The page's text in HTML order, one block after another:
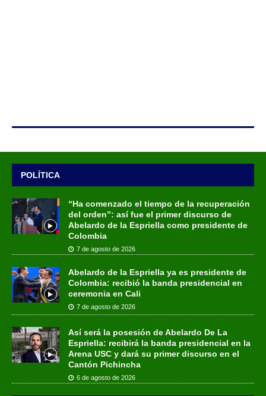
POLÍTICA
“Ha comenzado el tiempo de la recuperación
del orden”: así fue el primer discurso de
Abelardo de la Espriella como presidente de
Colombia
7 de agosto de 2026
Abelardo de la Espriella ya es presidente de
Colombia: recibió la banda presidencial en
ceremonia en Cali
7 de agosto de 2026
Así será la posesión de Abelardo De La
Espriella: recibirá la banda presidencial en la
Arena USC y dará su primer discurso en el
Cantón Pichincha
6 de agosto de 2026